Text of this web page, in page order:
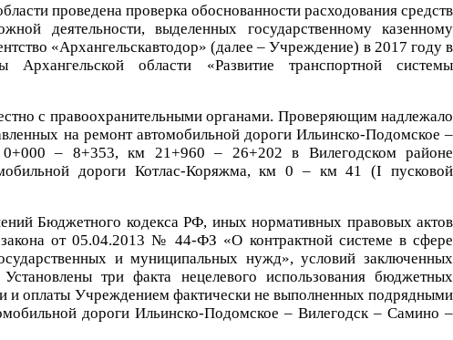
проведена проверка обоснованности расходования средств
деятельности, выделенных государственному казенному
«Архангельскавтодор» (далее – Учреждение) в 2017 году в
Архангельской области «Развитие транспортной системы
с правоохранительными органами. Проверяющим надлежало
на ремонт автомобильной дороги Ильинско-Подомское –
– 8+353, км 21+960 – 26+202 в Вилегодском районе
дороги Котлас-Коряжма, км 0 – км 41 (I пусковой
Бюджетного кодекса РФ, иных нормативных правовых актов
от 05.04.2013 № 44-ФЗ «О контрактной системе в сфере
и муниципальных нужд», условий заключенных
три факта нецелевого использования бюджетных
и оплаты Учреждением фактически не выполненных подрядными
дороги Ильинско-Подомское – Вилегодск – Самино –